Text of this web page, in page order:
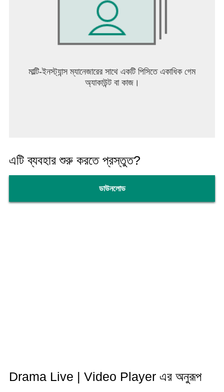
মাল্টি-ইনস্ট্যান্স ম্যানেজারের সাথে একটি পিসিতে একাধিক গেম
অ্যাকাউন্ট বা কাজ।
এটি ব্যবহার শুরু করতে প্রস্তুত?
ডাউনলোড
Drama Live | Video Player এর অনুরূপ